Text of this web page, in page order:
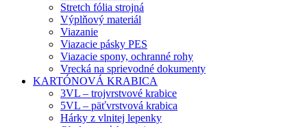
Stretch fólia strojná
Výplňový materiál
Viazanie
Viazacie pásky PES
Viazacie spony, ochranné rohy
Vrecká na sprievodné dokumenty
KARTÓNOVÁ KRABICA
3VL – trojvrstvové krabice
5VL – päťvrstvová krabica
Hárky z vlnitej lepenky